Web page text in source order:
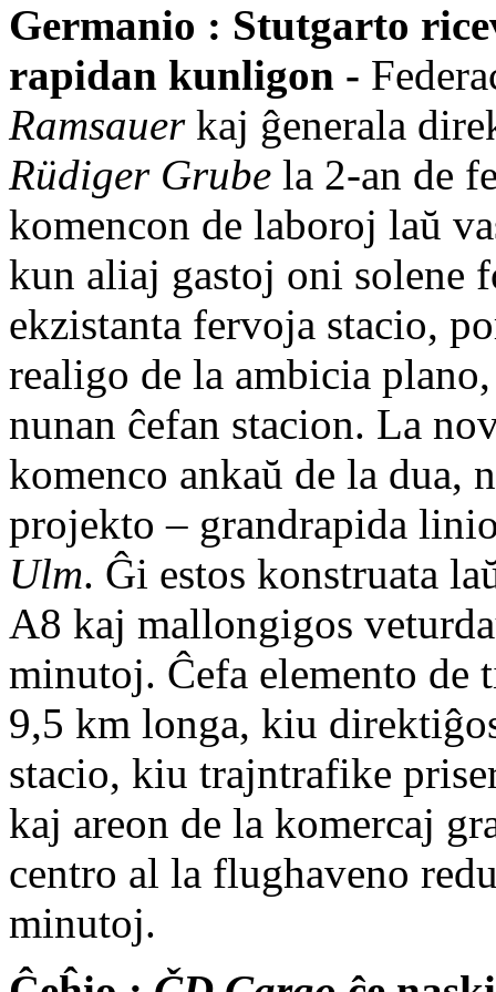
Germanio : Stutgarto
rapidan kunligon -
Ramsauerkaj ĝenerala
Rüdiger Grube la 2-an de
komencon de laboroj laŭ
kun aliaj gastoj oni solene
ekzistanta fervoja stacio,
realigo de la ambicia
nunan ĉefan stacion. La
komenco ankaŭ de la dua,
projekto – grandrapida
Ulm. Ĝi estos konstruata
A8 kaj mallongigos
minutoj. Ĉefa elemento
9,5 km longa, kiu
stacio, kiu trajntrafike
kaj areon de la komercaj
centro al la flughaveno
minutoj.